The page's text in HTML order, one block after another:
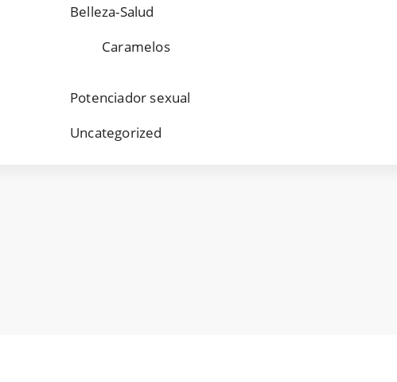
Belleza-Salud
Caramelos
Potenciador sexual
Uncategorized